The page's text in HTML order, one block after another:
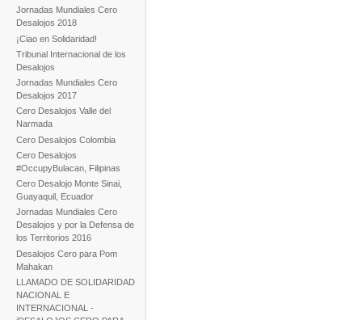
Jornadas Mundiales Cero
Desalojos 2018
¡Ciao en Solidaridad!
Tribunal Internacional de los
Desalojos
Jornadas Mundiales Cero
Desalojos 2017
Cero Desalojos Valle del
Narmada
Cero Desalojos Colombia
Cero Desalojos
#OccupyBulacan, Filipinas
Cero Desalojo Monte Sinai,
Guayaquil, Ecuador
Jornadas Mundiales Cero
Desalojos y por la Defensa de
los Territorios 2016
Desalojos Cero para Pom
Mahakan
LLAMADO DE SOLIDARIDAD
NACIONAL E
INTERNACIONAL -